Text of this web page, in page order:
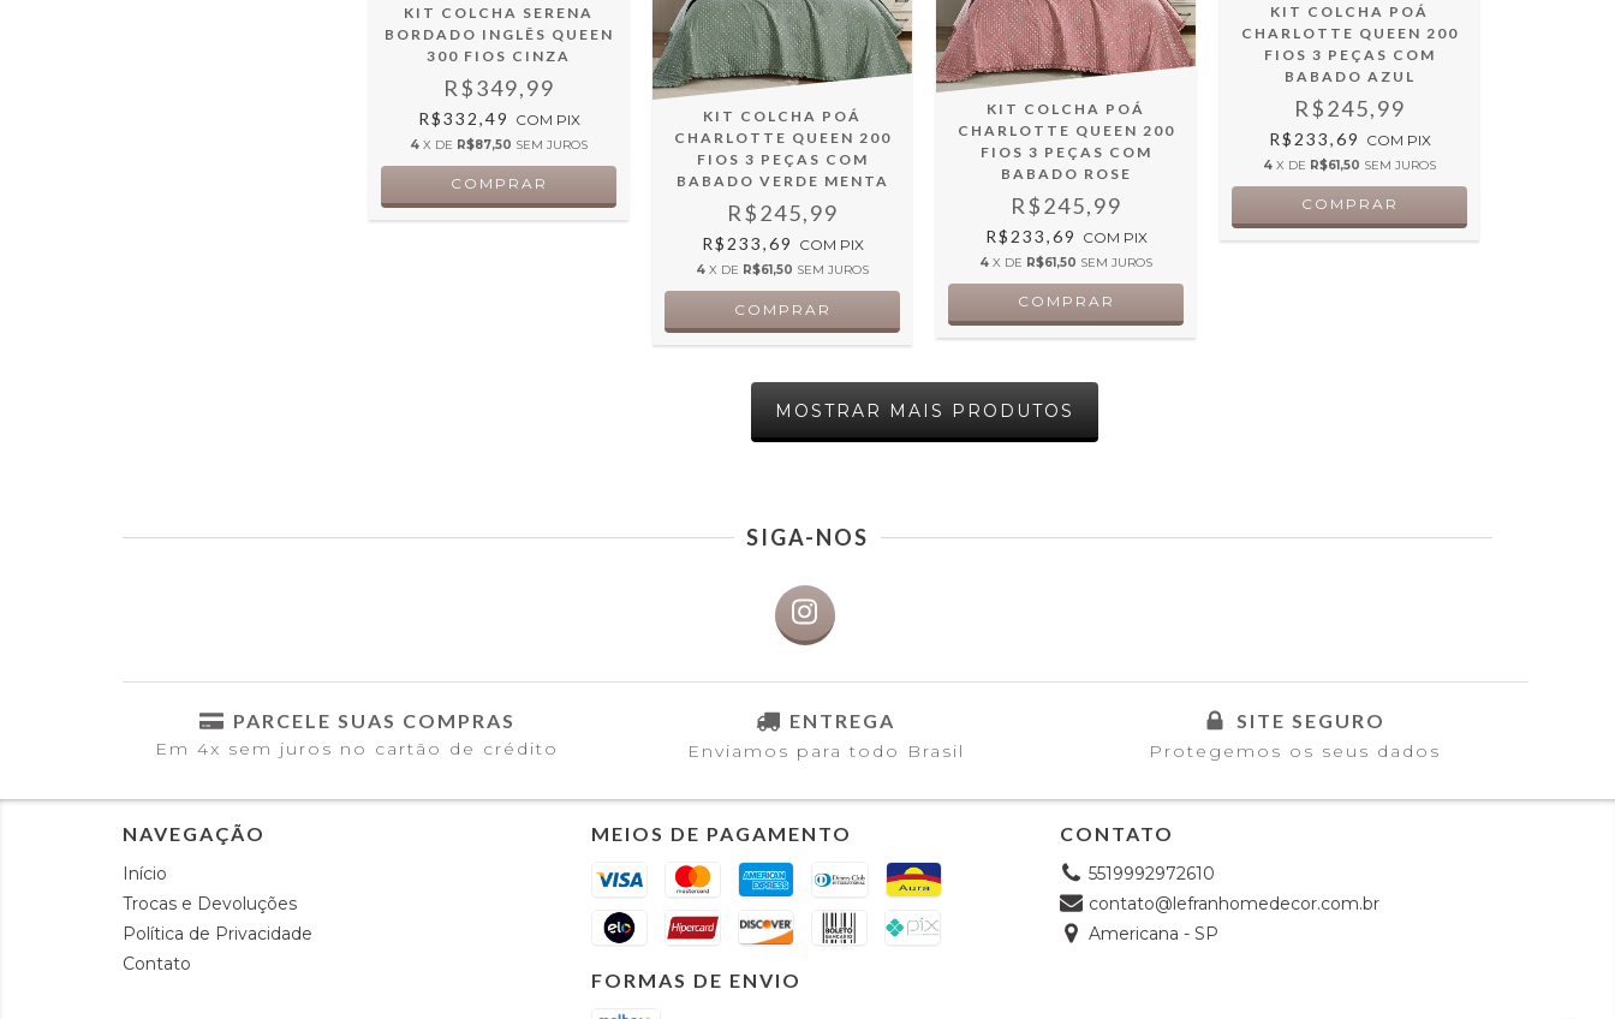
KIT COLCHA SERENA
BORDADO INGLÊS QUEEN
300 FIOS CINZA
R$349,99
R$332,49 COM PIX
4 X DE R$87,50 SEM JUROS
KIT COLCHA POÁ
CHARLOTTE QUEEN 200
FIOS 3 PEÇAS COM
BABADO VERDE MENTA
R$245,99
R$233,69 COM PIX
4 X DE R$61,50 SEM JUROS
KIT COLCHA POÁ
CHARLOTTE QUEEN 200
FIOS 3 PEÇAS COM
BABADO ROSE
R$245,99
R$233,69 COM PIX
4 X DE R$61,50 SEM JUROS
KIT COLCHA POÁ
CHARLOTTE QUEEN 200
FIOS 3 PEÇAS COM
BABADO AZUL
R$245,99
R$233,69 COM PIX
4 X DE R$61,50 SEM JUROS
MOSTRAR MAIS PRODUTOS
SIGA-NOS
PARCELE SUAS COMPRAS
Em 4x sem juros no cartão de crédito
ENTREGA
Enviamos para todo Brasil
SITE SEGURO
Protegemos os seus dados
NAVEGAÇÃO
Início
Trocas e Devoluções
Política de Privacidade
Contato
MEIOS DE PAGAMENTO
FORMAS DE ENVIO
CONTATO
5519992972610
contato@lefranhomedecor.com.br
Americana - SP